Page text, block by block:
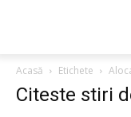
Acasă Etichete
Citeste stiri